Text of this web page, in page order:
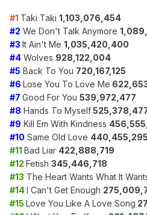
#1 Taki Taki 1,103,076,454
#2 We Don't Talk Anymore
#3 It Ain't Me 1,035,420,400
#4 Wolves 928,122,004
#5 Back To You 720,167,125
#6 Lose You To Love Me
#7 Good For You 539,972,477
#8 Hands To Myself
#9 Kill Em With Kindness
#10 Same Old Love 440,455,295
#11 Bad Liar 422,888,719
#12 Fetish 345,446,718
#13 The Heart Wants What It
#14I Can't Get Enough
#15 Love You Like A Love Song